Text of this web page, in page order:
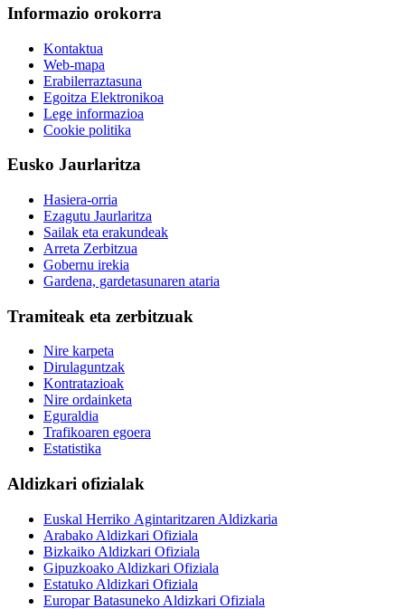
Informazio orokorra
Kontaktua
Web-mapa
Erabilerraztasuna
Egoitza Elektronikoa
Lege informazioa
Cookie politika
Eusko Jaurlaritza
Hasiera-orria
Ezagutu Jaurlaritza
Sailak eta erakundeak
Arreta Zerbitzua
Gobernu irekia
Gardena, gardetasunaren ataria
Tramiteak eta zerbitzuak
Nire karpeta
Dirulaguntzak
Kontratazioak
Nire ordainketa
Eguraldia
Trafikoaren egoera
Estatistika
Aldizkari ofizialak
Euskal Herriko Agintaritzaren Aldizkaria
Arabako Aldizkari Ofiziala
Bizkaiko Aldizkari Ofiziala
Gipuzkoako Aldizkari Ofiziala
Estatuko Aldizkari Ofiziala
Europar Batasuneko Aldizkari Ofiziala